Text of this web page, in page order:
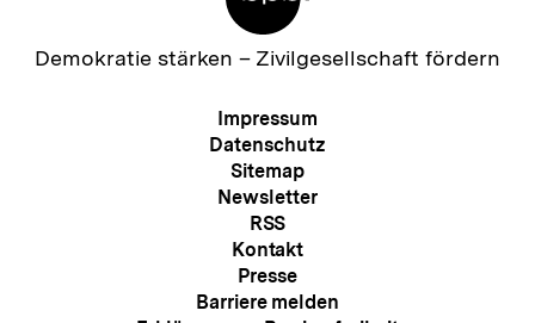
Zur
Demokratie stärken – Zivilgesellschaft fördern
Meta-
Navigation
Impressum
Datenschutz
Sitemap
Newsletter
RSS
Kontakt
Presse
Barriere melden